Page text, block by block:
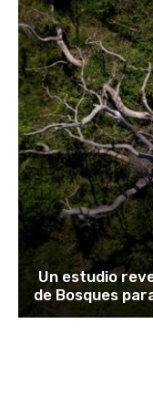
Un estudio
de Bosques